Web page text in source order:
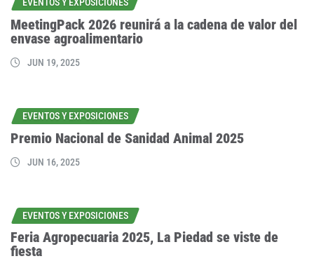
EVENTOS Y EXPOSICIONES
MeetingPack 2026 reunirá a la cadena de valor del
envase agroalimentario
JUN 19, 2025
EVENTOS Y EXPOSICIONES
Premio Nacional de Sanidad Animal 2025
JUN 16, 2025
EVENTOS Y EXPOSICIONES
Feria Agropecuaria 2025, La Piedad se viste de
fiesta